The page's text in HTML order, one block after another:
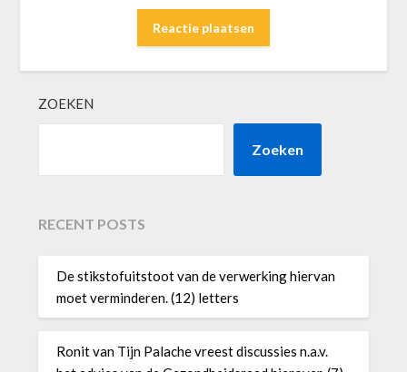
ZOEKEN
Zoeken
RECENT POSTS
De stikstofuitstoot van de verwerking hiervan
moet verminderen. (12) letters
Ronit van Tijn Palache vreest discussies n.a.v.